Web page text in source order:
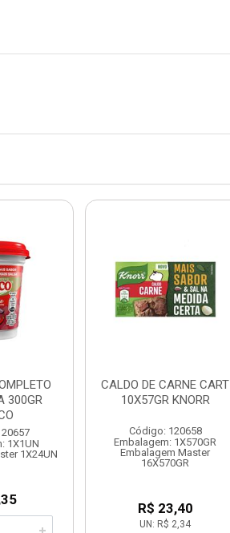
300GR
1X1UN
1X24UN
CALDO DE CARNE CART
10X57GR KNORR
Código: 120658
Embalagem: 1X570GR
Embalagem Master
16X570GR
R$ 23,40
UN: R$ 2,34